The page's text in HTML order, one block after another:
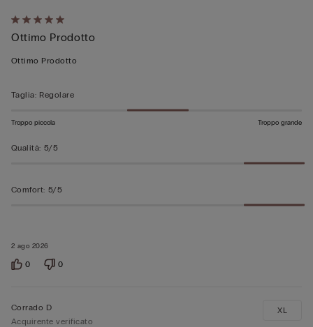
Valutato
5
su
2 ago 2026
Ottimo Prodotto
Ottimo Prodotto
Taglia: Regolare
Troppo piccola Troppo grande
Qualità: 5/5
Comfort: 5/5
0 0
Corrado D
Acquirente verificato
XL